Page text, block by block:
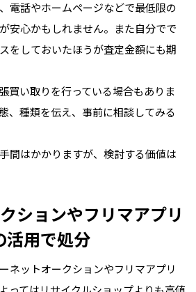
電話やホームページなどで最低限の
安心かもしれません。また自分でで
をしておいたほうが査定金額にも期
買い取りを行っている場合もありま
、種類を伝え、事前に相談してみる
間はかかりますが、検討する価値は
ションやフリマアプリ
活用で処分
ネットオークションやフリマアプリ